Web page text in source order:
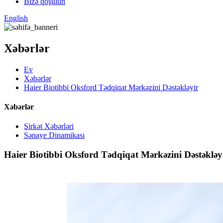
English
Xəbərlər
Ev
Xəbərlər
Haier Biotibbi Oksford Tədqiqat Mərkəzini Dəstəkləyir
Xəbərlər
Şirkət Xəbərləri
Sənaye Dinamikası
Haier Biotibbi Oksford Tədqiqat Mərkəzini